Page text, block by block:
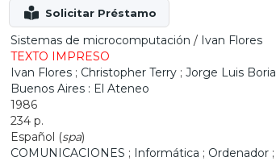
Sistemas de microcomputación / Ivan Flores
TEXTO IMPRESO
Ivan Flores ; Christopher Terry ; Jorge Luis Boria
Buenos Aires : El Ateneo
1986
234 p.
Español (spa)
COMUNICACIONES ; Informática ; Ordenador ;